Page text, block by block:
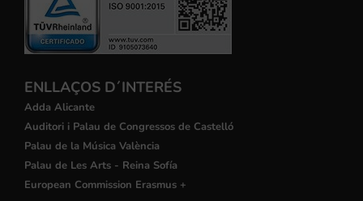
ENLLAÇOS D´INTERÉS
Adda Alicante
Auditori i Palau de Congressos de Castelló
Palau de la Música València
Palau de Les Arts - Reina Sofía
European Commission Erasmus +